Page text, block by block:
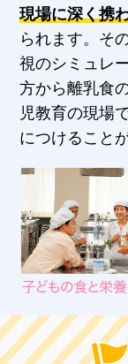
現場に深く携
られます。そ
視のシミュレ
方から離乳食
児教育の現場
につけること